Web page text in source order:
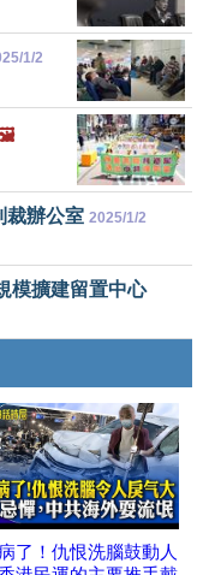
1/2
裁辦公室 2025/1/2
模擴建留置中心
了！仇恨洗腦鼓動人